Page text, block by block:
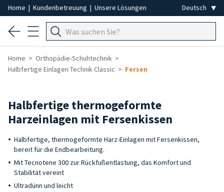
Home | Kundenbetreuung | Unsere Lösungen
Home
Orthopädie-Schuhtechnik
Halbfertige Einlagen Technik Classic
Fersen
Halbfertige thermogeformte
Harzeinlagen mit Fersenkissen
Halbfertige, thermogeformte Harz-Einlagen mit Fersenkissen,
bereit für die Endbearbeitung.
Mit Tecnotene 300 zur Rückfußentlastung, das Komfort und
Stabilität vereint
Ultradünn und leicht